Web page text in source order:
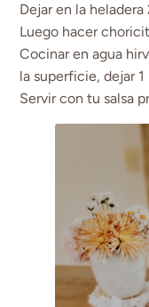
Dejar en la
Luego hacer
Cocinar en agua
la superficie, dejar
Servir con tu salsa